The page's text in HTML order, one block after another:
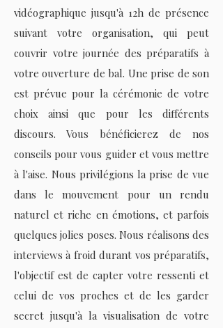
vidéographique jusqu'à 12h de présence
suivant votre organisation, qui peut
couvrir votre journée des préparatifs à
votre ouverture de bal. Une prise de son
est prévue pour la cérémonie de votre
choix ainsi que pour les différents
discours. Vous bénéficierez de nos
conseils pour vous guider et vous mettre
à l'aise. Nous privilégions la prise de vue
dans le mouvement pour un rendu
naturel et riche en émotions, et parfois
quelques jolies poses. Nous réalisons des
interviews à froid durant vos préparatifs,
l'objectif est de capter votre ressenti et
celui de vos proches et de les garder
secret jusqu'à la visualisation de votre